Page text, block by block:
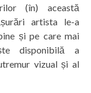
(în) această
artista le-a
și pe care mai
disponibilă a
vizual și al